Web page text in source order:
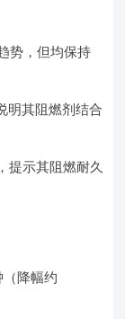
势，但均保持
明其阻燃剂结合
提示其阻燃耐久
降幅约